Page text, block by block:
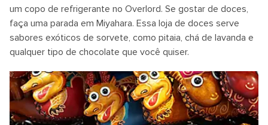
um copo de refrigerante no Overlord. Se gostar de doces,
faça uma parada em Miyahara. Essa loja de doces serve
sabores exóticos de sorvete, como pitaia, chá de lavanda e
qualquer tipo de chocolate que você quiser.